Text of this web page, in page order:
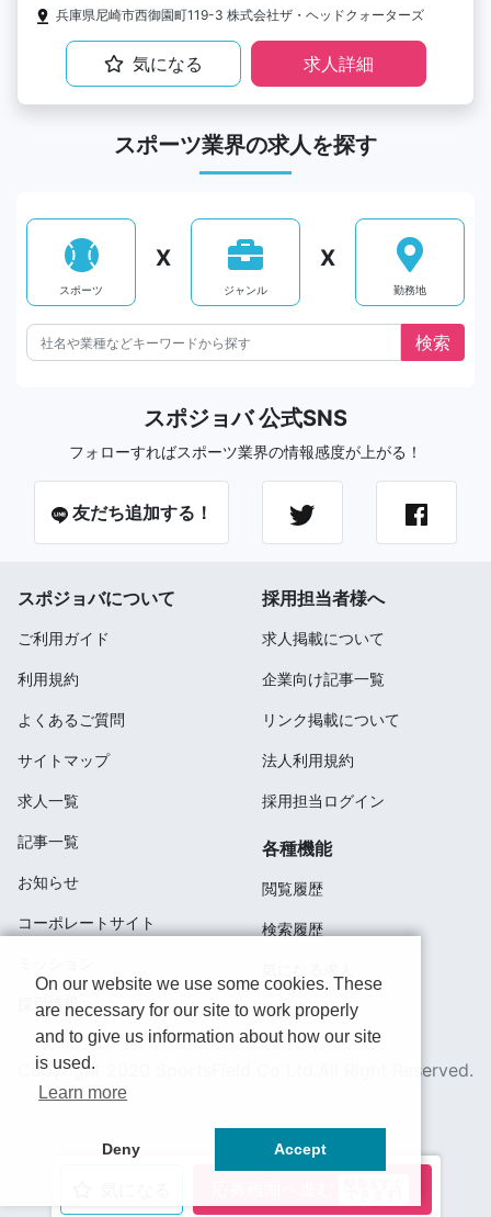
兵庫県尼崎市西御園町119-3 株式会社ザ・ヘッドクォーターズ
気になる 求人詳細
スポーツ業界の求人を探す
スポーツ
X
ジャンル
X
勤務地
スポジョバ 公式SNS
フォローすればスポーツ業界の情報感度が上がる！
友だち追加する！
スポジョバについて
ご利用ガイド
利用規約
よくあるご質問
サイトマップ
求人一覧
記事一覧
お知らせ
コーポレートサイト
採用情報
採用担当者様へ
求人掲載について
企業向け記事一覧
リンク掲載について
法人利用規約
採用担当ログイン
各種機能
閲覧履歴
検索履歴
応募済み
Copyright 2020 SportsField Co Ltd.All Right Reserved.
On our website we use some cookies. These
are necessary for our site to work properly
and to give us information about how our site
is used.
Learn more
Deny Accept